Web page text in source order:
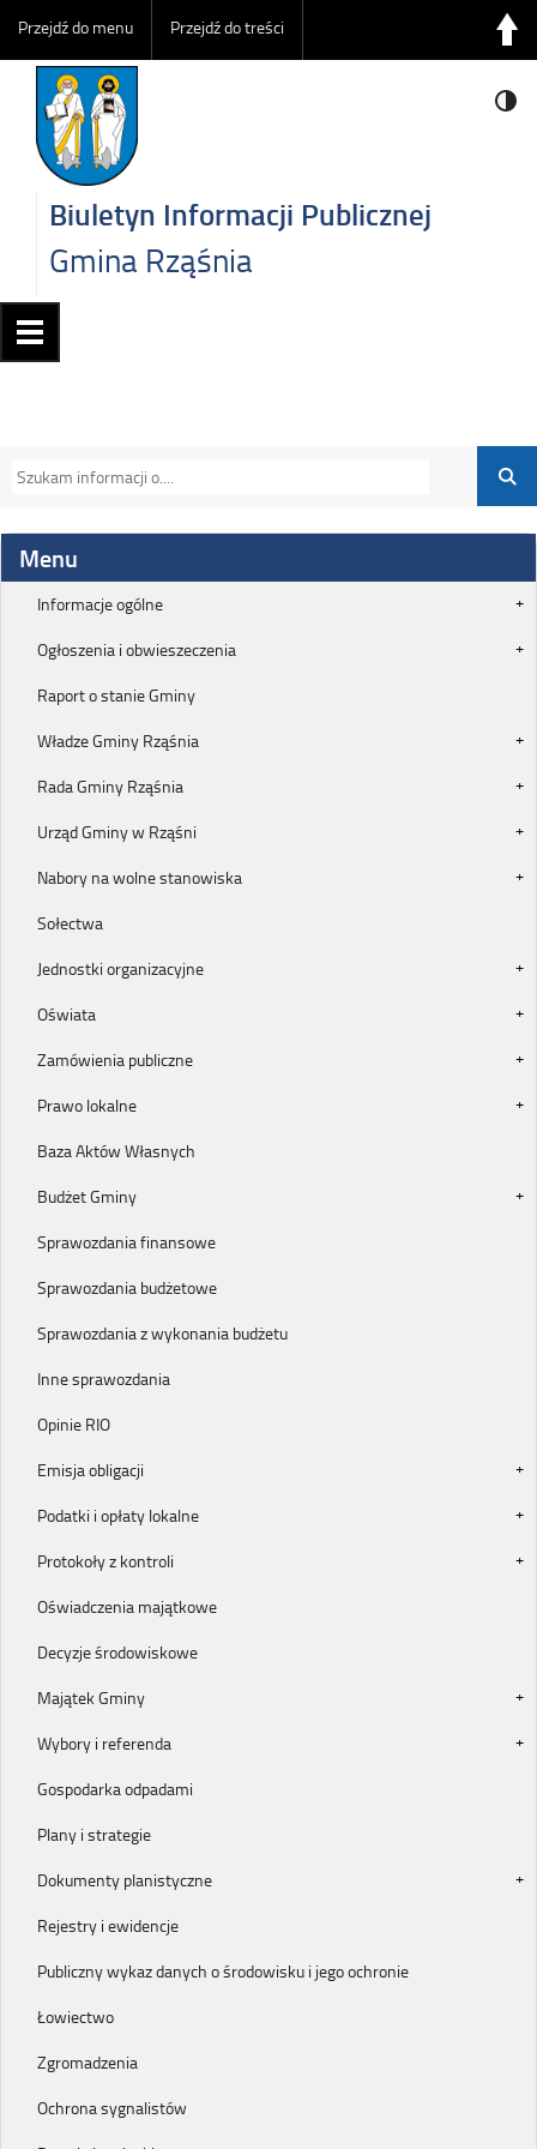
Przejdź do menu Przejdź do treści
Biuletyn Informacji Publicznej
Gmina Rząśnia
Menu
Informacje ogólne
Ogłoszenia i obwieszeczenia
Raport o stanie Gminy
Władze Gminy Rząśnia
Rada Gminy Rząśnia
Urząd Gminy w Rząśni
Nabory na wolne stanowiska
Sołectwa
Jednostki organizacyjne
Oświata
Zamówienia publiczne
Prawo lokalne
Baza Aktów Własnych
Budżet Gminy
Sprawozdania finansowe
Sprawozdania budżetowe
Sprawozdania z wykonania budżetu
Inne sprawozdania
Opinie RIO
Emisja obligacji
Podatki i opłaty lokalne
Protokoły z kontroli
Oświadczenia majątkowe
Decyzje środowiskowe
Majątek Gminy
Wybory i referenda
Gospodarka odpadami
Plany i strategie
Dokumenty planistyczne
Rejestry i ewidencje
Publiczny wykaz danych o środowisku i jego ochronie
Łowiectwo
Zgromadzenia
Ochrona sygnalistów